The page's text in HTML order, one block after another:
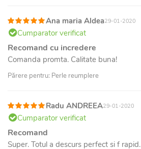
Ana maria Aldea29-01-2020
Cumparator verificat
Recomand cu incredere
Comanda promta. Calitate buna!
Părere pentru: Perle reumplere
Radu ANDREEA29-01-2020
Cumparator verificat
Recomand
Super. Totul a descurs perfect si f rapid.